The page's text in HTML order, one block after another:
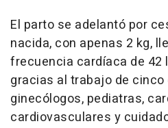
El parto se adelantó por
nacida, con apenas 2 kg,
frecuencia cardíaca de 42
gracias al trabajo de
ginecólogos, pediatras,
cardiovasculares y